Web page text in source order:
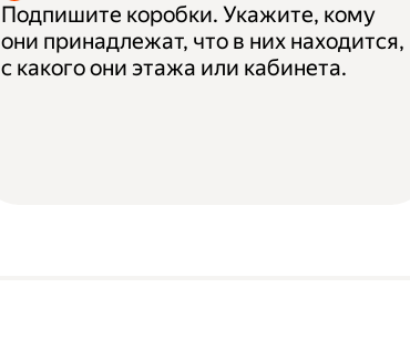
Подпишите коробки. Укажите, кому
они принадлежат, что в них находится,
с какого они этажа или кабинета.